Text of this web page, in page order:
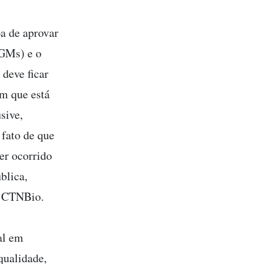
de aprovar
e o
ficar
que está
de que
ocorrido
em